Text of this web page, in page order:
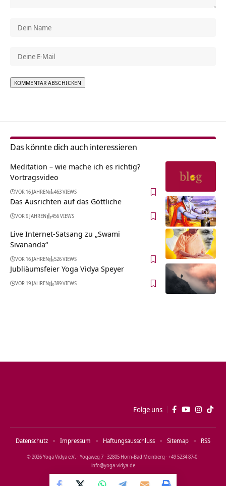
Das könnte dich auch interessieren
Meditation – wie mache ich es richtig?
Vortragsvideo
VOR 16 JAHREN 463 VIEWS
Das Ausrichten auf das Göttliche
VOR 9 JAHREN 456 VIEWS
Live Internet-Satsang zu „Swami
Sivananda“
VOR 16 JAHREN 526 VIEWS
Jubliäumsfeier Yoga Vidya Speyer
VOR 19 JAHREN 389 VIEWS
Folge uns
© 2026 Yoga Vidya e.V. · Yogaweg 7 · 32805 Horn‑Bad Meinberg · +49 5234 87‑0 ·
info@yoga‑vidya.de
Datenschutz Impressum Haftungsausschluss Sitemap RSS